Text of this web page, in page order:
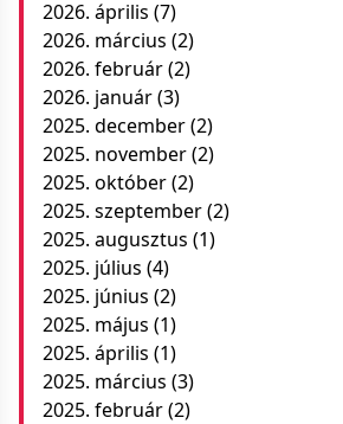
2026. április (7)
2026. március (2)
2026. február(2)
2026. január(3)
2025. december(2)
2025. november(2)
2025. október(2)
2025. szeptember(2)
2025. augusztus (1)
2025. július (4)
2025. június (2)
2025. május (1)
2025. április (1)
2025. március (3)
2025. február(2)